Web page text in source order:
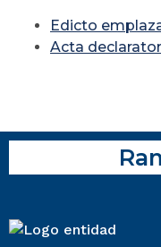
Edicto
Acta